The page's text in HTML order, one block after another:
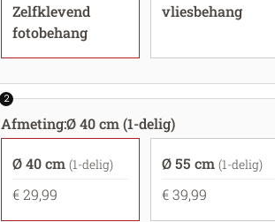
Zelfklevend
fotobehang
vliesbehang
2
Afmeting:Ø 40 cm (1-delig)
Ø 40 cm (1-delig)
€ 29,99
Ø 55 cm (1-delig)
€ 39,99